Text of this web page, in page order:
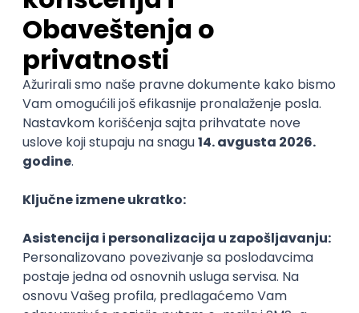
Najnovije
Flutter Developer (Medior)
Factory World Wide
Beograd
04.09.2026.
iOS Android Java Git JSON REST Dart
Swift
Kotlin
@
POSLOVI NA MAIL
KATEGORIJA
TEHNOLOGIJA
POSLODAVAC
GRAD
SENIORITET
NAČIN RADA